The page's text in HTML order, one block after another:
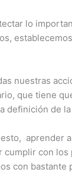
lo
nuestras
que tiene
definición de
aprender
con
con